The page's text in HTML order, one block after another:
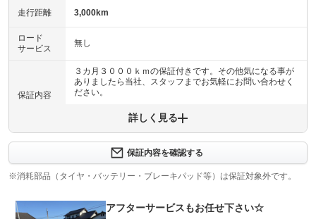
走行距離 3,000km
ロード
サービス
無し
保証内容
３カ月３０００ｋｍの保証付きです。その他気になる事が
ありましたら当社、スタッフまでお気軽にお問い合わせく
ださい。
保証内容について問い合わせる
保証項目 -
修理回数 -
上限金額 -
詳しく見る
保証内容を確認する
※消耗部品（タイヤ・バッテリー・ブレーキパッド等）は保証対象外です。
アフターサービスもお任せ下さい☆